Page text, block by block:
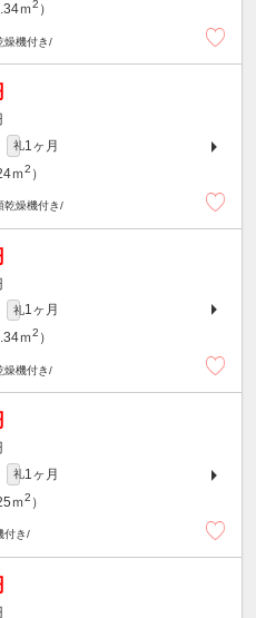
ｍ2 ）
燥機付き/
礼1ヶ月
ｍ2 ）
燥機付き/
礼1ヶ月
ｍ2 ）
燥機付き/
礼1ヶ月
ｍ2 ）
付き/